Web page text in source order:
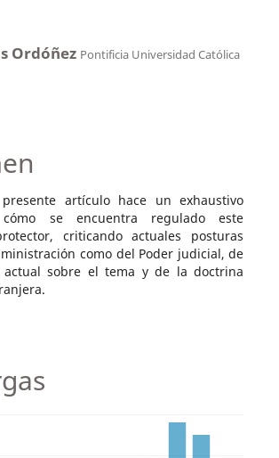
Ordóñez Pontificia Universidad Católica
artículo hace un exhaustivo
se encuentra regulado este
criticando actuales posturas
como del Poder judicial, de
actual sobre el tema y de la doctrina